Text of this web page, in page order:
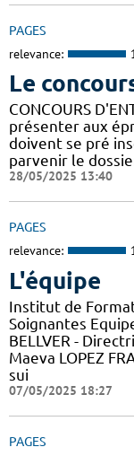
PAGES
relevance:
Le
CONCOURS
présenter aux
doivent se pré
parvenir le
28/05/2025 13:40
PAGES
relevance:
L'équipe
Institut de
Soignantes
BELLVER -
Maeva LOPEZ
sui
07/05/2025 18:27
PAGES